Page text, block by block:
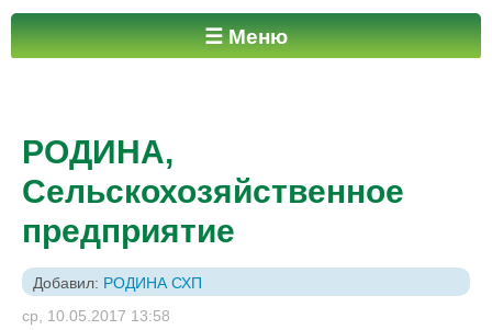
Главное меню ☰ Меню
РОДИНА,
Сельскохозяйственное
предприятие
Добавил: РОДИНА СХП
ср, 10.05.2017 13:58